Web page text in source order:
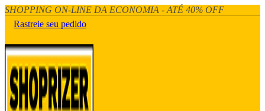
SHOPPING ON-LINE DA ECONOMIA - ATÉ 40% OFF
Rastreie seu pedido